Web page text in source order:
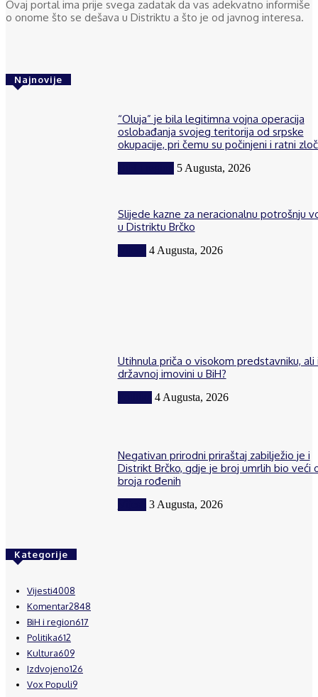
Ovaj portal ima prije svega zadatak da vas adekvatno informiše
o onome što se dešava u Distriktu a što je od javnog interesa.
Najnovije
“Oluja” je bila legitimna vojna operacija
oslobađanja svojeg teritorija od srpske
okupacije, pri čemu su počinjeni i ratni
5 Augusta, 2026
Slijede kazne za neracionalnu potrošnju
u Distriktu Brčko
4 Augusta, 2026
Utihnula priča o visokom predstavniku, ali
državnoj imovini u BiH?
4 Augusta, 2026
Negativan prirodni priraštaj zabilježio je i
Distrikt Brčko, gdje je broj umrlih bio veći
broja rođenih
3 Augusta, 2026
Kategorije
Vijesti4008
Komentar2848
BiH i region617
Politika612
Kultura609
Izdvojeno126
Vox Populi9